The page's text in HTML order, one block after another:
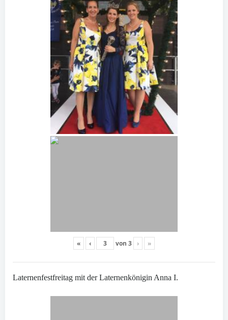
« ‹ von 3 › »
Laternenfestfreitag mit der Laternenkönigin Anna I.